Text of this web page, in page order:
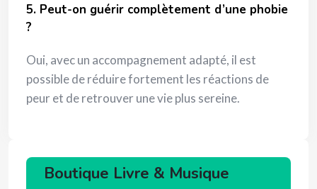
5. Peut-on guérir complètement d’une phobie
?
Oui, avec un accompagnement adapté, il est
possible de réduire fortement les réactions de
peur et de retrouver une vie plus sereine.
Boutique Livre & Musique